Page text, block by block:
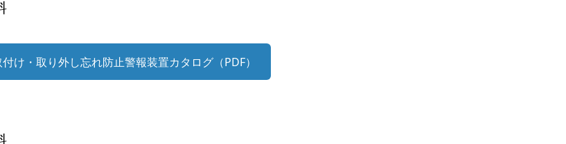
け・取り外し忘れ防止警報装置カタログ（PDF）